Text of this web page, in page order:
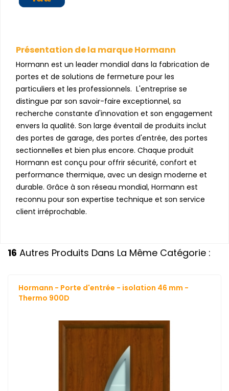
Présentation de la marque Hormann
Hormann est un leader mondial dans la fabrication de
portes et de solutions de fermeture pour les
particuliers et les professionnels. L'entreprise se
distingue par son savoir-faire exceptionnel, sa
recherche constante d'innovation et son engagement
envers la qualité. Son large éventail de produits inclut
des portes de garage, des portes d'entrée, des portes
sectionnelles et bien plus encore. Chaque produit
Hormann est conçu pour offrir sécurité, confort et
performance thermique, avec un design moderne et
durable. Grâce à son réseau mondial, Hormann est
reconnu pour son expertise technique et son service
client irréprochable.
16 Autres Produits Dans La Même Catégorie :
Hormann - Porte d'entrée - isolation 46 mm -
Thermo 900D